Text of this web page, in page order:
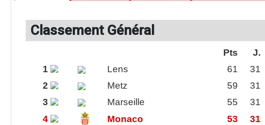
Classement Général
Pts J.
1
Lens 61 31
2
Metz 59 31
3
Marseille 55 31
4
Monaco 53 31